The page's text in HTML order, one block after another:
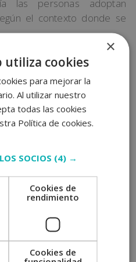
las personas adoptan
el contexto donde se
en na cárcel de rol, no
no porqué nadie se lo
mismo siente que está
de esa manera.
de un componente
negativamente)
de él, resulta mayor. De
a la autosegregación
al desarrollo por parte de
asociados al rol.
×
utiliza cookies
para mejorar la
Al utilizar nuestro
todas las cookies
Política de cookies.
SOCIOS (4) →
Cookies de
rendimiento
Cookies de